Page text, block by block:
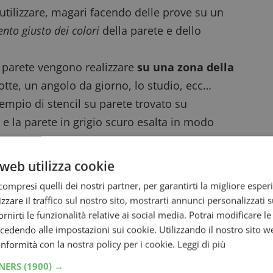
magari facendo delle prove su un
giusto dei colori della parete e dello
vengono realizzare su una zona della
un angolo da giorno, lo studio, ecc…
di stencil su parete trovato su
la parete in grigio scuro esalta in modo
sospese.
lo stesso stencil è stato esaltato
grigio scuro, esaltandone
ci piace molto ed è elegantissimo, non
dei colori è quindi fondamentale per
unico l’effetto decorativo che
utilizza cookie
quelli dei nostri partner, per garantirti la migliore
il traffico sul nostro sito, mostrarti annunci personalizzati
le funzionalità relative ai social media. Potrai modificare
alle impostazioni sui cookie. Utilizzando il nostro sito
con la nostra policy per i cookie. Leggi di più
(1900) →